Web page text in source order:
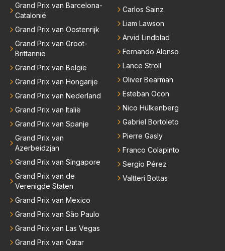
Grand Prix van Barcelona-
Catalonië
Grand Prix van Oostenrijk
Grand Prix van Groot-
Brittannië
Grand Prix van België
Grand Prix van Hongarije
Grand Prix van Nederland
Grand Prix van Italië
Grand Prix van Spanje
Grand Prix van
Azerbeidzjan
Grand Prix van Singapore
Grand Prix van de
Verenigde Staten
Grand Prix van Mexico
Grand Prix van São Paulo
Grand Prix van Las Vegas
Grand Prix van Qatar
Carlos Sainz
Liam Lawson
Arvid Lindblad
Fernando Alonso
Lance Stroll
Oliver Bearman
Esteban Ocon
Nico Hülkenberg
Gabriel Bortoleto
Pierre Gasly
Franco Colapinto
Sergio Pérez
Valtteri Bottas